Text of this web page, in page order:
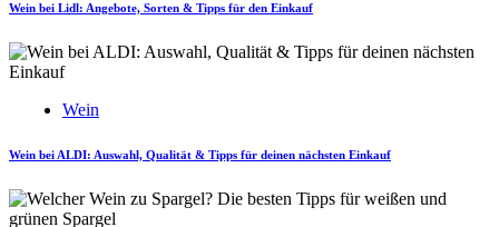
Wein bei Lidl: Angebote, Sorten & Tipps für den Einkauf
Wein
Wein bei ALDI: Auswahl, Qualität & Tipps für deinen nächsten Einkauf